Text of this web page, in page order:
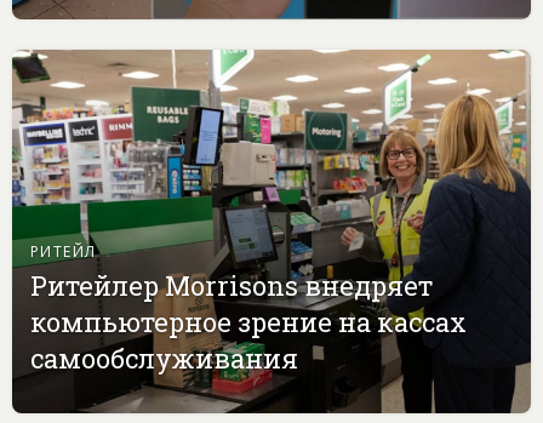
РИТЕЙЛ
Ритейлер Morrisons внедряет
компьютерное зрение на кассах
самообслуживания